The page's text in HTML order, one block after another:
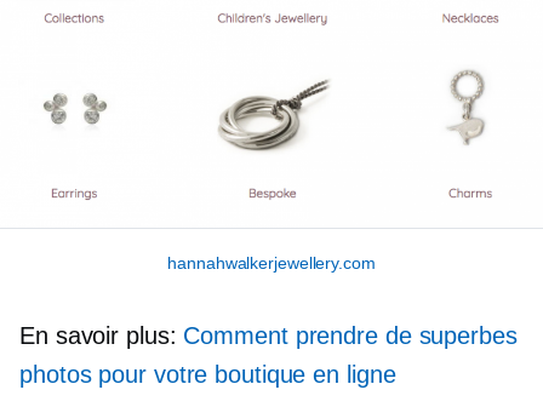
hannahwalkerjewellery.com
En savoir plus: Comment prendre de superbes
photos pour votre boutique en ligne